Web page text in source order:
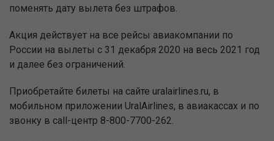
поменять дату вылета без штрафов.
Акция действует на все рейсы авиакомпании по
России на вылеты с 31 декабря 2020 на весь 2021 год
и далее без ограничений.
Приобретайте билеты на сайте uralairlines.ru, в
мобильном приложении UralAirlines, в авиакассах и по
звонку в call-центр 8-800-7700-262.